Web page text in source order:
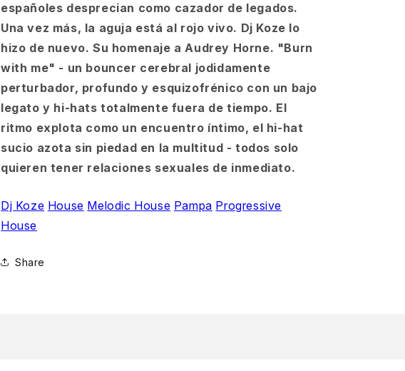
españoles desprecian como cazador de legados.
Una vez más, la aguja está al rojo vivo. Dj Koze lo
hizo de nuevo. Su homenaje a Audrey Horne. "Burn
with me" - un bouncer cerebral jodidamente
perturbador, profundo y esquizofrénico con un bajo
legato y hi-hats totalmente fuera de tiempo. El
ritmo explota como un encuentro íntimo, el hi-hat
sucio azota sin piedad en la multitud - todos solo
quieren tener relaciones sexuales de inmediato.
Dj Koze House Melodic House Pampa Progressive
House
Share